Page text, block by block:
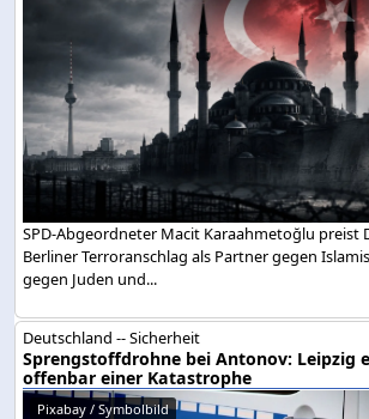
SPD-Abgeordneter Macit Karaahmetoğlu preist
Berliner Terroranschlag als Partner gegen
gegen Juden und...
Deutschland -- Sicherheit
Sprengstoffdrohne bei Antonov: Leipzig
offenbar einer Katastrophe
Pixabay / Symbolbild